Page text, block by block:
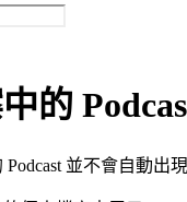
的
並不會自動出